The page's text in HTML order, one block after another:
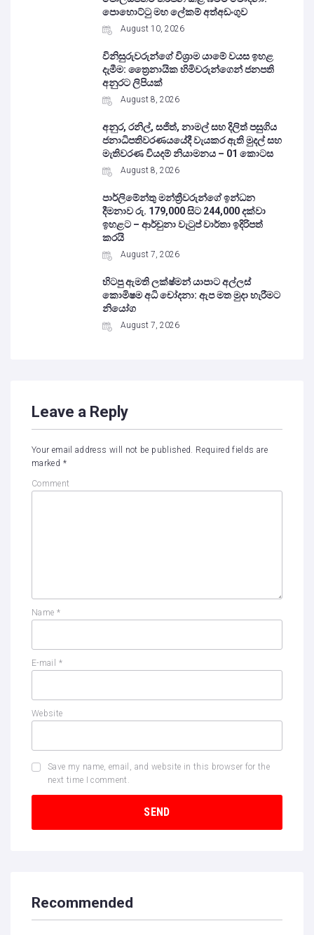
පොහොට්ටු මහ ලේකම් අත්අඩංගුව
August 10, 2026
විනිසුරුවරුන්ගේ විශ්‍රාම යාමේ වයස ඉහළ
දැමීම: ත්‍රෛනායික හිමිවරුන්ගෙන් ජනපති
අනුරට ලිපියක්
August 8, 2026
අනුර, රනිල්, සජිත්, නාමල් සහ දිලිත් පසුගිය
ජනාධිපතිවරණයයේදී වැයකර ඇති මුදල් සහ
මැතිවරණ වියදම් නියාමනය – 01 කොටස
August 8, 2026
පාර්ලිමේන්තු මන්ත්‍රීවරුන්ගේ ඉන්ධන
දීමනාව රු. 179,000 සිට 244,000 දක්වා
ඉහළට – ආර්චුනා වැටුප් වාර්තා ඉදිරිපත්
කරයි
August 7, 2026
හිටපු ඇමති ලක්ෂ්මන් යාපාට අල්ලස්
කොමිෂම අධි චෝදනා: ඇප මත මුදා හැරීමට
නියෝග
August 7, 2026
Leave a Reply
Your email address will not be published. Required fields are
marked *
Comment
Name *
E-mail *
Website
Save my name, email, and website in this browser for the
next time I comment.
Recommended